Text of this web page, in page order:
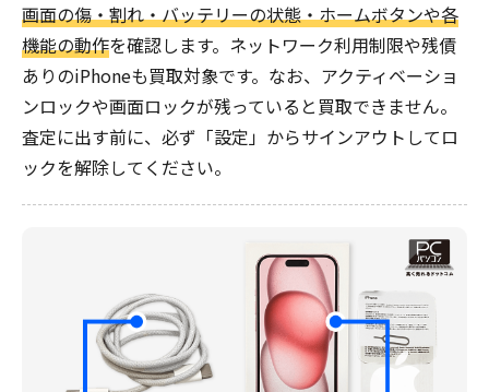
画面の傷・割れ・バッテリーの状態・ホームボタンや各
機能の動作を確認します。ネットワーク利用制限や残債
ありのiPhoneも買取対象です。なお、アクティベーショ
ンロックや画面ロックが残っていると買取できません。
査定に出す前に、必ず「設定」からサインアウトしてロ
ックを解除してください。